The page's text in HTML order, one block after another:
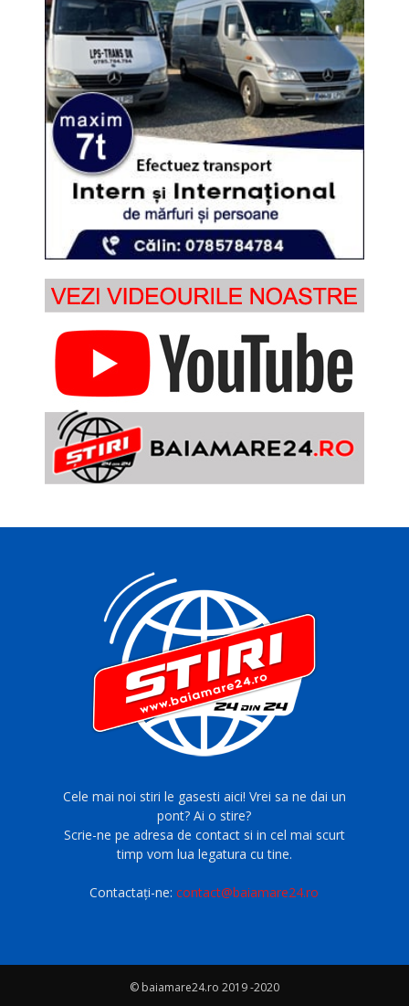
Cele mai noi stiri le gasesti aici! Vrei sa ne dai un
pont? Ai o stire?
Scrie-ne pe adresa de contact si in cel mai scurt
timp vom lua legatura cu tine.
Contactați-ne:contact@baiamare24.ro
© baiamare24.ro 2019 -2020